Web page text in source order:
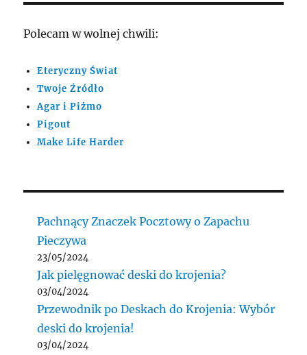
Polecam w wolnej chwili:
Eteryczny Świat
Twoje Źródło
Agar i Piżmo
Pigout
Make Life Harder
Pachnący Znaczek Pocztowy o Zapachu
Pieczywa
23/05/2024
Jak pielęgnować deski do krojenia?
03/04/2024
Przewodnik po Deskach do Krojenia: Wybór
deski do krojenia!
03/04/2024